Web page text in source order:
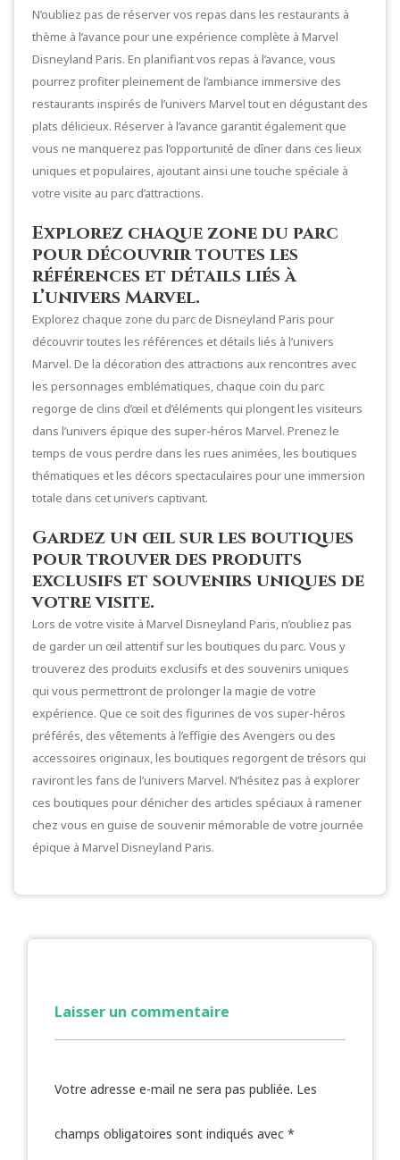
N’oubliez pas de réserver vos repas dans les restaurants à
thème à l’avance pour une expérience complète à Marvel
Disneyland Paris. En planifiant vos repas à l’avance, vous
pourrez profiter pleinement de l’ambiance immersive des
restaurants inspirés de l’univers Marvel tout en dégustant des
plats délicieux. Réserver à l’avance garantit également que
vous ne manquerez pas l’opportunité de dîner dans ces lieux
uniques et populaires, ajoutant ainsi une touche spéciale à
votre visite au parc d’attractions.
Explorez chaque zone du parc
pour découvrir toutes les
références et détails liés à
l’univers Marvel.
Explorez chaque zone du parc de Disneyland Paris pour
découvrir toutes les références et détails liés à l’univers
Marvel. De la décoration des attractions aux rencontres avec
les personnages emblématiques, chaque coin du parc
regorge de clins d’œil et d’éléments qui plongent les visiteurs
dans l’univers épique des super-héros Marvel. Prenez le
temps de vous perdre dans les rues animées, les boutiques
thématiques et les décors spectaculaires pour une immersion
totale dans cet univers captivant.
Gardez un œil sur les boutiques
pour trouver des produits
exclusifs et souvenirs uniques de
votre visite.
Lors de votre visite à Marvel Disneyland Paris, n’oubliez pas
de garder un œil attentif sur les boutiques du parc. Vous y
trouverez des produits exclusifs et des souvenirs uniques
qui vous permettront de prolonger la magie de votre
expérience. Que ce soit des figurines de vos super-héros
préférés, des vêtements à l’effigie des Avengers ou des
accessoires originaux, les boutiques regorgent de trésors qui
raviront les fans de l’univers Marvel. N’hésitez pas à explorer
ces boutiques pour dénicher des articles spéciaux à ramener
chez vous en guise de souvenir mémorable de votre journée
épique à Marvel Disneyland Paris.
Laisser un commentaire
Votre adresse e-mail ne sera pas publiée. Les
champs obligatoires sont indiqués avec *